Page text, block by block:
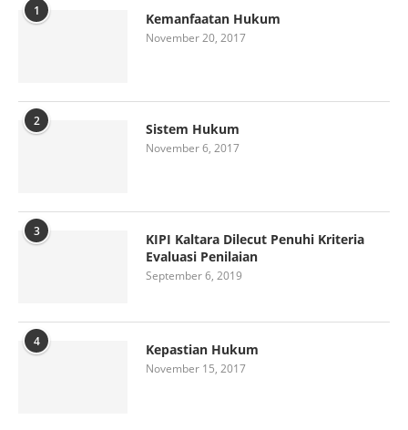
1 Kemanfaatan Hukum
November 20, 2017
2 Sistem Hukum
November 6, 2017
3
KIPI Kaltara Dilecut Penuhi Kriteria
Evaluasi Penilaian
September 6, 2019
4 Kepastian Hukum
November 15, 2017